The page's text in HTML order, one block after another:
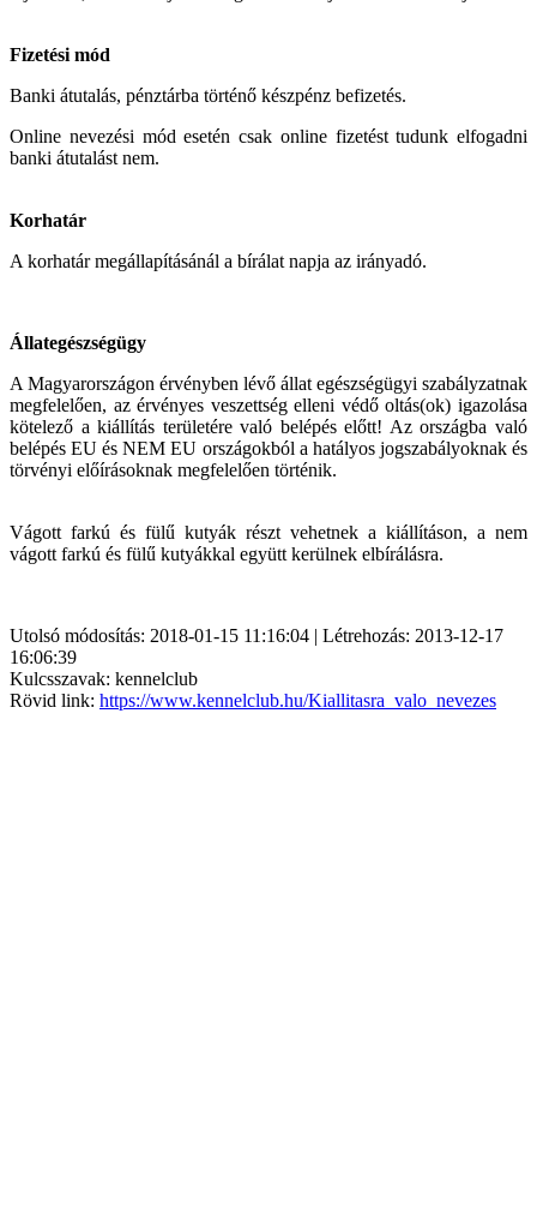
Fizetési mód
Banki átutalás, pénztárba történő készpénz befizetés.
Online nevezési mód esetén csak online fizetést tudunk elfogadni
banki átutalást nem.
Korhatár
A korhatár megállapításánál a bírálat napja az irányadó.
Állategészségügy
A Magyarországon érvényben lévő állat egészségügyi szabályzatnak
megfelelően, az érvényes veszettség elleni védő oltás(ok) igazolása
kötelező a kiállítás területére való belépés előtt! Az országba való
belépés EU és NEM EU országokból a hatályos jogszabályoknak és
törvényi előírásoknak megfelelően történik.
Vágott farkú és fülű kutyák részt vehetnek a kiállításon, a nem
vágott farkú és fülű kutyákkal együtt kerülnek elbírálásra.
Utolsó módosítás: 2018-01-15 11:16:04 | Létrehozás: 2013-12-17
16:06:39
Kulcsszavak: kennelclub
Rövid link: https://www.kennelclub.hu/Kiallitasra_valo_nevezes